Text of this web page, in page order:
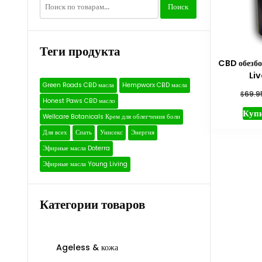
CBD
$
Поиск
Теги продукта
Green Roads CBD масла
Hempworx CBD масла
Honest Paws CBD масло
Wellcare Botanicals Крем для облегчения боли
Для всех
Спать Унисекс
Энергия
Эфирные масла Doterra
Эфирные масла Young Living
Категории товаров
Ageless & кожа